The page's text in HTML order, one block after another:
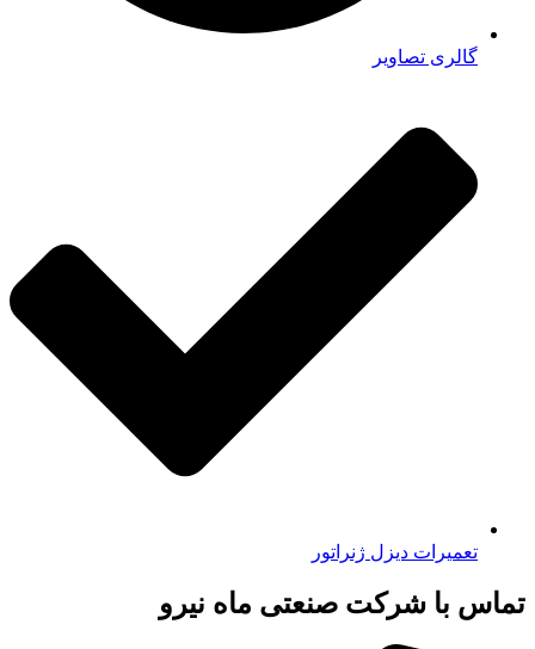
گالری تصاویر
تعمیرات دیزل ژنراتور
تماس با شرکت صنعتی ماه نیرو